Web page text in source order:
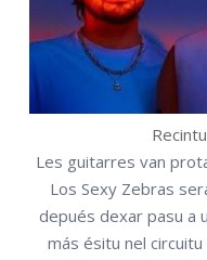
Les guitarres van
Los Sexy Zebras
depués dexar pasu a
más ésitu nel